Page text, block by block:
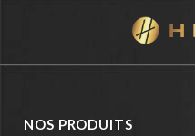
NOS PRODUITS